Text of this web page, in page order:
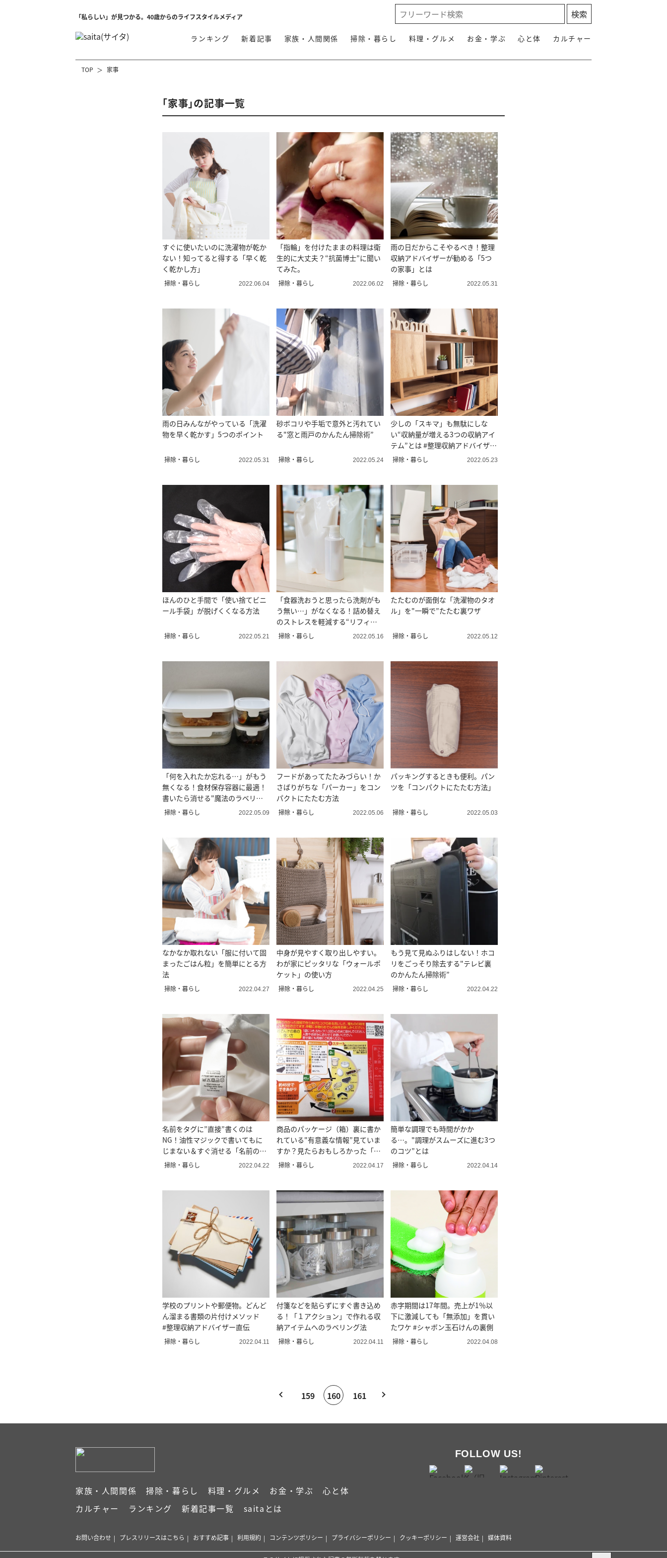
「私らしい」が見つかる。40歳からのライフスタイルメディア
ランキング 新着記事 家族・人間関係 掃除・暮らし 料理・グルメ お金・学ぶ 心と体 カルチャー
TOP 家事
「家事」の記事一覧
すぐに使いたいのに洗濯物が乾か
ない！知ってると得する「早く乾
く乾かし方」
掃除・暮らし 2022.06.04
「指輪」を付けたままの料理は衛
生的に大丈夫？“抗菌博士”に聞い
てみた。
掃除・暮らし 2022.06.02
雨の日だからこそやるべき！整理
収納アドバイザーが勧める「5つ
の家事」とは
掃除・暮らし 2022.05.31
雨の日みんながやっている「洗濯
物を早く乾かす」5つのポイント
掃除・暮らし 2022.05.31
砂ボコリや手垢で意外と汚れてい
る"窓と雨戸のかんたん掃除術”
掃除・暮らし 2022.05.24
少しの「スキマ」も無駄にしな
い“収納量が増える3つの収納アイ
テム”とは #整理収納アドバイザー
厳選
掃除・暮らし 2022.05.23
ほんのひと手間で「使い捨てビニ
ール手袋」が脱げくくなる方法
掃除・暮らし 2022.05.21
「食器洗おうと思ったら洗剤がも
う無い…」がなくなる！詰め替え
のストレスを軽減する“リフィル
デー”のススメ
掃除・暮らし 2022.05.16
たたむのが面倒な「洗濯物のタオ
ル」を"一瞬で”たたむ裏ワザ
掃除・暮らし 2022.05.12
「何を入れたか忘れる…」がもう
無くなる！食材保存容器に最適！
書いたら消せる"魔法のラベリン
グ術”
掃除・暮らし 2022.05.09
フードがあってたたみづらい！か
さばりがちな「パーカー」をコン
パクトにたたむ方法
掃除・暮らし 2022.05.06
パッキングするときも便利。パン
ツを「コンパクトにたたむ方法」
掃除・暮らし 2022.05.03
なかなか取れない「服に付いて固
まったごはん粒」を簡単にとる方
法
掃除・暮らし 2022.04.27
中身が見やすく取り出しやすい。
わが家にピッタリな「ウォールポ
ケット」の使い方
掃除・暮らし 2022.04.25
もう見て見ぬふりはしない！ホコ
リをごっそり除去する"テレビ裏
のかんたん掃除術”
掃除・暮らし 2022.04.22
名前をタグに”直接”書くのは
NG！油性マジックで書いてもに
じまない＆すぐ消せる「名前の書
き方」
掃除・暮らし 2022.04.22
商品のパッケージ（箱）裏に書か
れている"有意義な情報”見ていま
すか？見たらおもしろかった「箱
裏のメッセージ」
掃除・暮らし 2022.04.17
簡単な調理でも時間がかか
る…。"調理がスムーズに進む3つ
のコツ”とは
掃除・暮らし 2022.04.14
学校のプリントや郵便物。どんど
ん溜まる書類の片付けメソッド
#整理収納アドバイザー直伝
掃除・暮らし 2022.04.11
付箋などを貼らずにすぐ書き込め
る！「１アクション」で作れる収
納アイテムへのラベリング法
掃除・暮らし 2022.04.11
赤字期間は17年間。売上が1％以
下に激減しても「無添加」を貫い
たワケ #シャボン玉石けんの裏側
掃除・暮らし 2022.04.08
159 160 161
家族・人間関係 掃除・暮らし 料理・グルメ お金・学ぶ
心と体
カルチャー
ランキング 新着記事一覧 saitaとは
FOLLOW US!
お問い合わせ プレスリリースはこちら おすすめ記事 利用規約 コンテンツポリシー プライバシーポリシー クッキーポリシー 運営会社 媒体資料